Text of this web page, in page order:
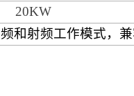
20KW
和射频工作模式，